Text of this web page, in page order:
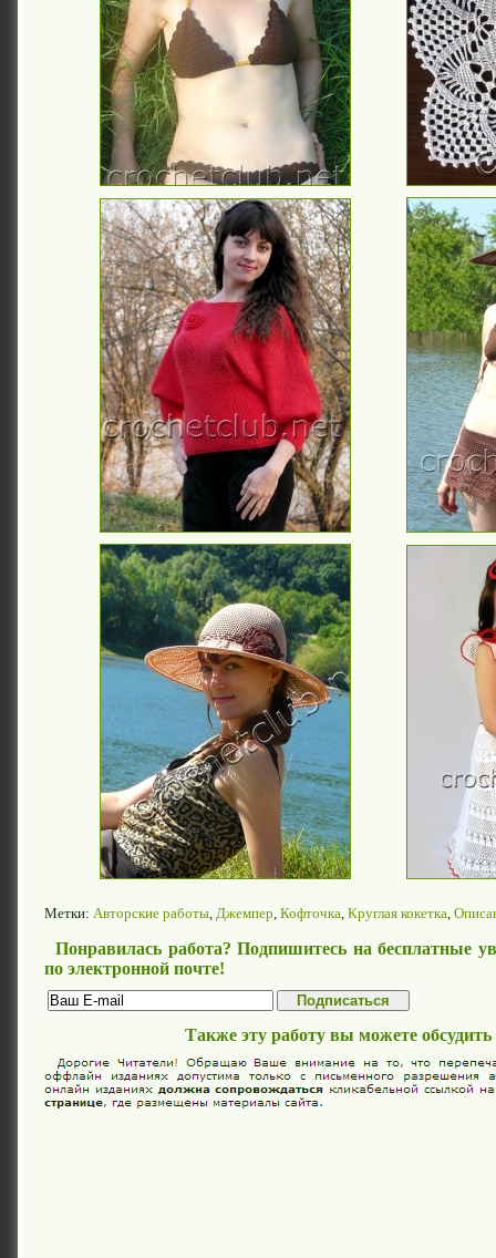
Метки: Авторские работы, Джемпер, Кофточка, Круглая кокетка,
Понравилась работа? Подпишитесь на бесплатные
по электронной почте!
Также эту работу вы можете